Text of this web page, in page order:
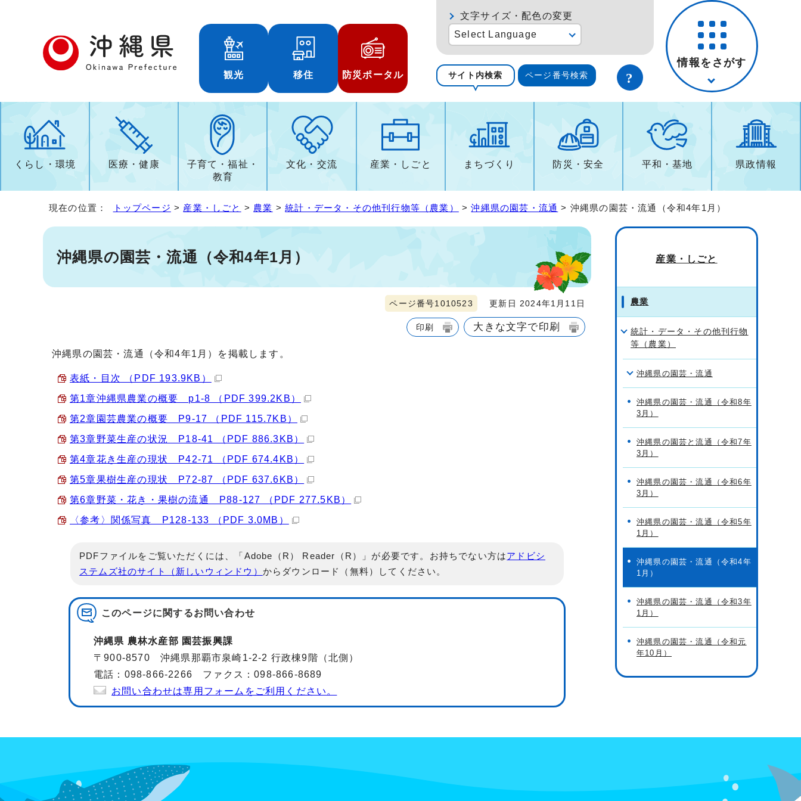
観光 移住 防災ポータル
文字サイズ・配色の変更
Select Language
サイト内検索 ページ番号検索
情報をさがす
くらし・環境 医療・健康
子育て・福祉・
教育
文化・交流 産業・しごと まちづくり 防災・安全 平和・基地 県政情報
現在の位置： トップページ > 産業・しごと > 農業 >統計・データ・その他刊行物等（農業） >沖縄県の園芸・流通 > 沖縄県の園芸・流通（令和4年1月）
沖縄県の園芸・流通（令和4年1月）
ページ番号1010523 更新日 2024年1月11日
印刷 大きな文字で印刷
沖縄県の園芸・流通（令和4年1月）を掲載します。
表紙・目次 （PDF 193.9KB）
第1章沖縄県農業の概要 p1-8 （PDF 399.2KB）
第2章園芸農業の概要 P9-17 （PDF 115.7KB）
第3章野菜生産の状況 P18-41 （PDF 886.3KB）
第4章花き生産の現状 P42-71 （PDF 674.4KB）
第5章果樹生産の現状 P72-87 （PDF 637.6KB）
第6章野菜・花き・果樹の流通 P88-127 （PDF 277.5KB）
〈参考〉関係写真 P128-133 （PDF 3.0MB）
PDFファイルをご覧いただくには、「Adobe（R） Reader（R）」が必要です。お持ちでない方はアドビシ
ステムズ社のサイト（新しいウィンドウ） からダウンロード（無料）してください。
このページに関するお問い合わせ
沖縄県 農林水産部 園芸振興課
〒900-8570 沖縄県那覇市泉崎1-2-2 行政棟9階（北側）
電話：098-866-2266 ファクス：098-866-8689
お問い合わせは専用フォームをご利用ください。
産業・しごと
農業
統計・データ・その他刊行物
等（農業）
沖縄県の園芸・流通
沖縄県の園芸・流通（令和8年
3月）
沖縄県の園芸と流通（令和7年
3月）
沖縄県の園芸・流通（令和6年
3月）
沖縄県の園芸・流通（令和5年
1月）
沖縄県の園芸・流通（令和4年
1月）
沖縄県の園芸・流通（令和3年
1月）
沖縄県の園芸・流通（令和元
年10月）